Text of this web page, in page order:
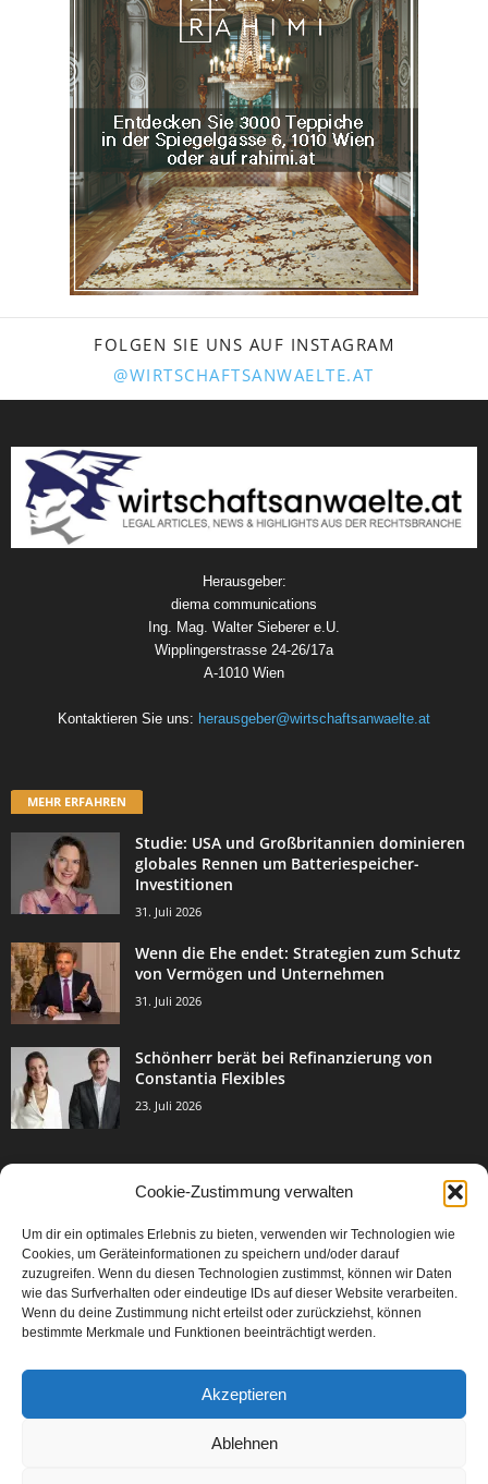
Cookie-Zustimmung verwalten
Um dir ein optimales Erlebnis zu bieten, verwenden wir Technologien wie
Cookies, um Geräteinformationen zu speichern und/oder darauf
zuzugreifen. Wenn du diesen Technologien zustimmst, können wir Daten
wie das Surfverhalten oder eindeutige IDs auf dieser Website verarbeiten.
Wenn du deine Zustimmung nicht erteilst oder zurückziehst, können
bestimmte Merkmale und Funktionen beeinträchtigt werden.
Akzeptieren
Ablehnen
FOLGEN SIE UNS AUF INSTAGRAM
@WIRTSCHAFTSANWAELTE.AT
Herausgeber:
diema communications
Ing. Mag. Walter Sieberer e.U.
Wipplingerstrasse 24-26/17a
A-1010 Wien
Kontaktieren Sie uns: herausgeber@wirtschaftsanwaelte.at
MEHR ERFAHREN
Studie: USA und Großbritannien dominieren
globales Rennen um Batteriespeicher-
Investitionen
31. Juli 2026
Wenn die Ehe endet: Strategien zum Schutz
von Vermögen und Unternehmen
31. Juli 2026
Schönherr berät bei Refinanzierung von
Constantia Flexibles
23. Juli 2026
Events & Success 3002
Breaking News 2067
Aktuelles
Featured Article
Karriere 567